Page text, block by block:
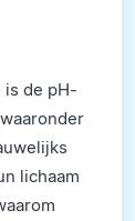
is de pH-
lichaam